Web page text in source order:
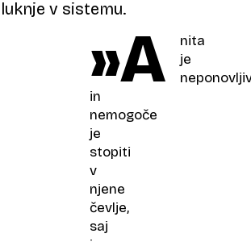
luknje v sistemu.
»A
nita
je
in
nemogoče
je
stopiti
v
njene
čevlje,
saj